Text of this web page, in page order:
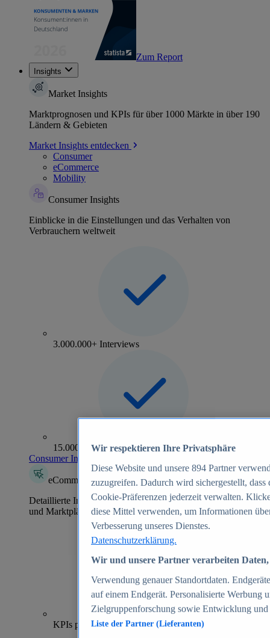
Zum Report
Insights
Market Insights
Marktprognosen und KPIs für über 1000 Märkte in über 190
Ländern & Gebieten
Market Insights entdecken
Consumer
eCommerce
Mobility
Consumer Insights
Einblicke in die Einstellungen und das Verhalten von
Verbrauchern weltweit
3.000.000+ Interviews
15.000+ Marken
Consumer Insights entdecken
eCommerce Insights
Detaillierte Informationen zu mehr als 39.000 Online-Shops
und Marktplätzen
70+
KPIs pro Shop
Wir respektieren Ihre Privatsphäre
Diese Website und unsere 894 Partner
zuzugreifen. Dadurch wird sichergestellt,
Cookie-Präferenzen jederzeit verwalten.
diese Mittel verwenden, um Informationen
Verbesserung unseres Dienstes.
Datenschutzerklärung.
Wir und unsere Partner verarbeiten
Verwendung genauer Standortdaten.
auf einem Endgerät. Personalisierte Werbung
Zielgruppenforschung sowie Entwicklung
Liste der Partner (Lieferanten)